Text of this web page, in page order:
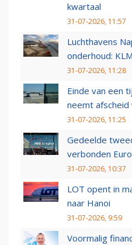
kwartaal
31-07-2026, 11:57
Luchthavens
onderhoud:
31-07-2026, 11:28
Einde van een
neemt afscheid
31-07-2026, 11:25
Gedeelde
verbonden
31-07-2026, 10:37
LOT opent in
naar Hanoi
31-07-2026, 9:59
Voormalig